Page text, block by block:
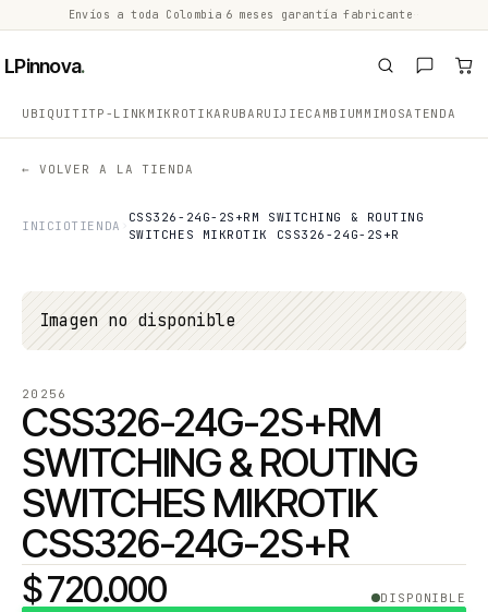
Envíos a toda Colombia 6 meses garantía fabricante
LPinnova.
UBIQUITITP-LINK MIKROTIKARUBA RUIJIECAMBIUM MIMOSATENDA
← VOLVER A LA TIENDA
INICIOTIENDA
CSS326-24G-2S+RM SWITCHING & ROUTING
SWITCHES MIKROTIK CSS326-24G-2S+R
Imagen no disponible
20256
CSS326-24G-2S+RM
SWITCHING & ROUTING
SWITCHES MIKROTIK
CSS326-24G-2S+R
$ 720.000 DISPONIBLE